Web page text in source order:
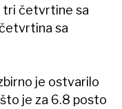
tri četvrtine sa
sa
je ostvarilo
je za 6.8 posto